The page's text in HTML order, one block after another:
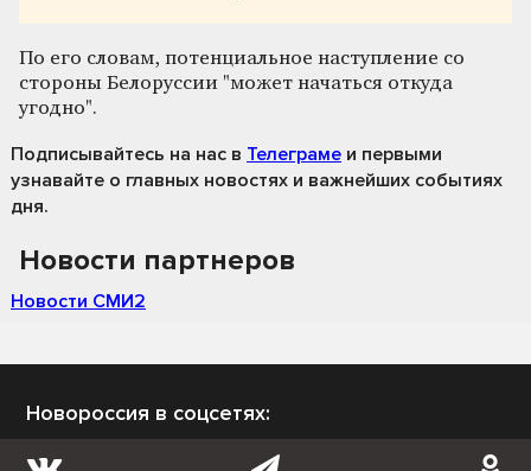
По его словам, потенциальное наступление со
стороны Белоруссии "может начаться откуда
угодно".
Подписывайтесь на нас в Телеграме и первыми
узнавайте о главных новостях и важнейших событиях
дня.
Новости партнеров
Новости СМИ2
Новороссия в соцсетях: